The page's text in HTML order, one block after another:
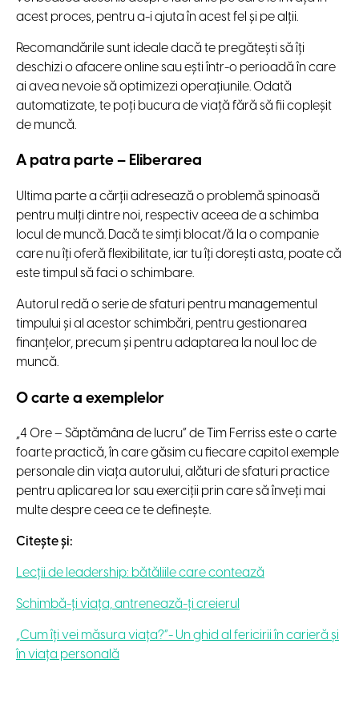
acest proces, pentru a-i ajuta în acest fel și pe alții.
Recomandările sunt ideale dacă te pregătești să îți
deschizi o afacere online sau ești într-o perioadă în care
ai avea nevoie să optimizezi operațiunile. Odată
automatizate, te poți bucura de viață fără să fii copleșit
de muncă.
A patra parte – Eliberarea
Ultima parte a cărții adresează o problemă spinoasă
pentru mulți dintre noi, respectiv aceea de a schimba
locul de muncă. Dacă te simți blocat/ă la o companie
care nu îți oferă flexibilitate, iar tu îți dorești asta, poate că
este timpul să faci o schimbare.
Autorul redă o serie de sfaturi pentru managementul
timpului și al acestor schimbări, pentru gestionarea
finanțelor, precum și pentru adaptarea la noul loc de
muncă.
O carte a exemplelor
„4 Ore – Săptămâna de lucru” de Tim Ferriss este o carte
foarte practică, în care găsim cu fiecare capitol exemple
personale din viața autorului, alături de sfaturi practice
pentru aplicarea lor sau exerciții prin care să înveți mai
multe despre ceea ce te definește.
Citește și:
Lecții de leadership: bătăliile care contează
Schimbă-ți viața, antrenează-ți creierul
„Cum îți vei măsura viața?”- Un ghid al fericirii în carieră și
în viața personală